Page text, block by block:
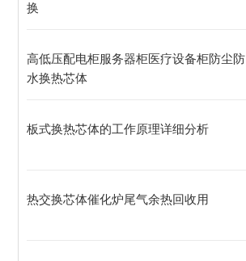
换
高低压配电柜服务器柜医疗设备柜防尘防
水换热芯体
板式换热芯体的工作原理详细分析
热交换芯体催化炉尾气余热回收用